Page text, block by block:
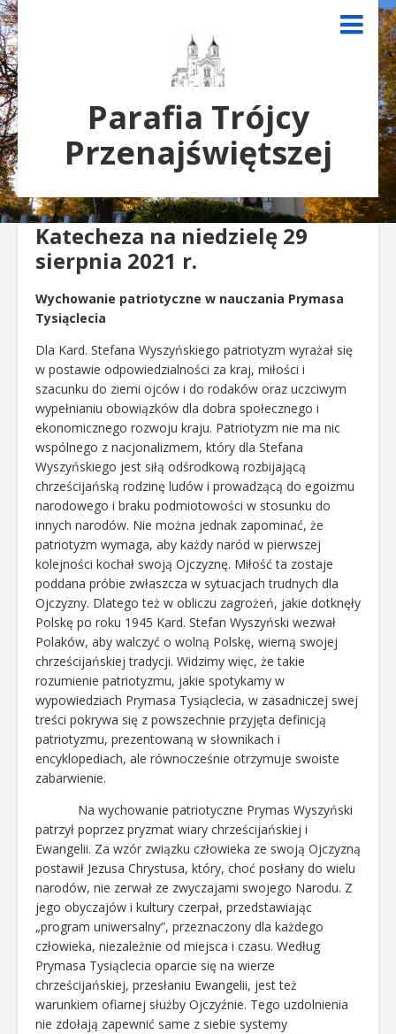
Parafia Trójcy
Przenajświętszej
Katecheza na niedzielę 29
sierpnia 2021 r.
Wychowanie patriotyczne w nauczania Prymasa
Tysiąclecia
Dla Kard. Stefana Wyszyńskiego patriotyzm wyrażał się
w postawie odpowiedzialności za kraj, miłości i
szacunku do ziemi ojców i do rodaków oraz uczciwym
wypełnianiu obowiązków dla dobra społecznego i
ekonomicznego rozwoju kraju. Patriotyzm nie ma nic
wspólnego z nacjonalizmem, który dla Stefana
Wyszyńskiego jest siłą odśrodkową rozbijającą
chrześcijańską rodzinę ludów i prowadzącą do egoizmu
narodowego i braku podmiotowości w stosunku do
innych narodów. Nie można jednak zapominać, że
patriotyzm wymaga, aby każdy naród w pierwszej
kolejności kochał swoją Ojczyznę. Miłość ta zostaje
poddana próbie zwłaszcza w sytuacjach trudnych dla
Ojczyzny. Dlatego też w obliczu zagrożeń, jakie dotknęły
Polskę po roku 1945 Kard. Stefan Wyszyński wezwał
Polaków, aby walczyć o wolną Polskę, wierną swojej
chrześcijańskiej tradycji. Widzimy więc, że takie
rozumienie patriotyzmu, jakie spotykamy w
wypowiedziach Prymasa Tysiąclecia, w zasadniczej swej
treści pokrywa się z powszechnie przyjęta definicją
patriotyzmu, prezentowaną w słownikach i
encyklopediach, ale równocześnie otrzymuje swoiste
zabarwienie.
Na wychowanie patriotyczne Prymas Wyszyński
patrzył poprzez pryzmat wiary chrześcijańskiej i
Ewangelii. Za wzór związku człowieka ze swoją Ojczyzną
postawił Jezusa Chrystusa, który, choć posłany do wielu
narodów, nie zerwał ze zwyczajami swojego Narodu. Z
jego obyczajów i kultury czerpał, przedstawiając
„program uniwersalny”, przeznaczony dla każdego
człowieka, niezależnie od miejsca i czasu. Według
Prymasa Tysiąclecia oparcie się na wierze
chrześcijańskiej, przesłaniu Ewangelii, jest też
warunkiem ofiarnej służby Ojczyźnie. Tego uzdolnienia
nie zdołają zapewnić same z siebie systemy